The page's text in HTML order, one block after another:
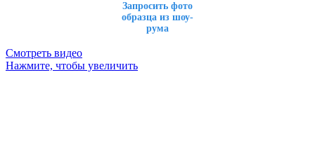
Запросить фото
образца из шоу-
рума
Смотреть видео
Нажмите, чтобы увеличить